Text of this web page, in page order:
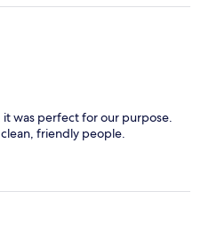
was perfect for our purpose.
friendly people.